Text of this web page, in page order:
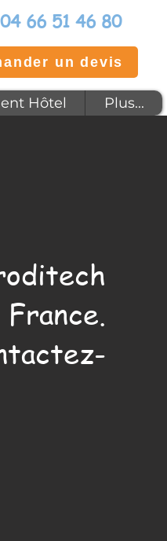
04 66 51 46 80
un devis
Hôtel Plus...